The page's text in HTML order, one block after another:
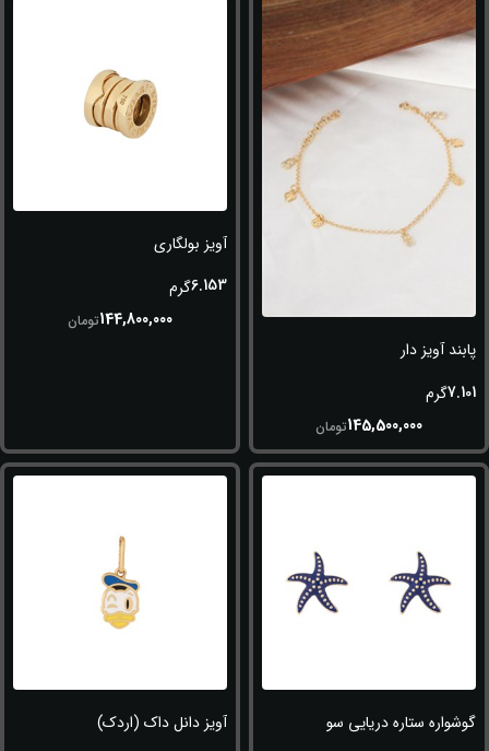
پابند آویز دار
7.101گرم
145,500,000تومان
آویز بولگاری
6.153گرم
144,800,000تومان
گوشواره ستاره دریایی سورمه ای
آویز دانل داک (اردک)